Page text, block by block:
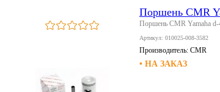
Поршень CMR
Поршень CMR Yamaha
Артикул: 010025-008-3582
Производитель: CMR
• НА ЗАКАЗ